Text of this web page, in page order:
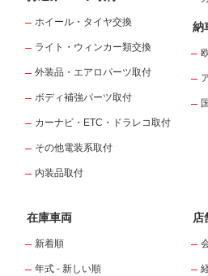
ホイール・タイヤ交換
ライト・ウィンカー類交換
外装品・エアロパーツ取付
ボディ補強パーツ取付
カーナビ・ETC・ドラレコ取付
その他電装系取付
内装品取付
納
在庫車両
新着順
年式 - 新しい順
店